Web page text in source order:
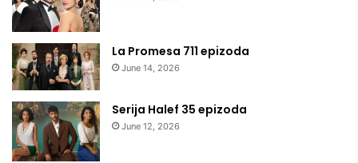
La Promesa 711 epizoda
June 14, 2026
Serija Halef 35 epizoda
June 12, 2026